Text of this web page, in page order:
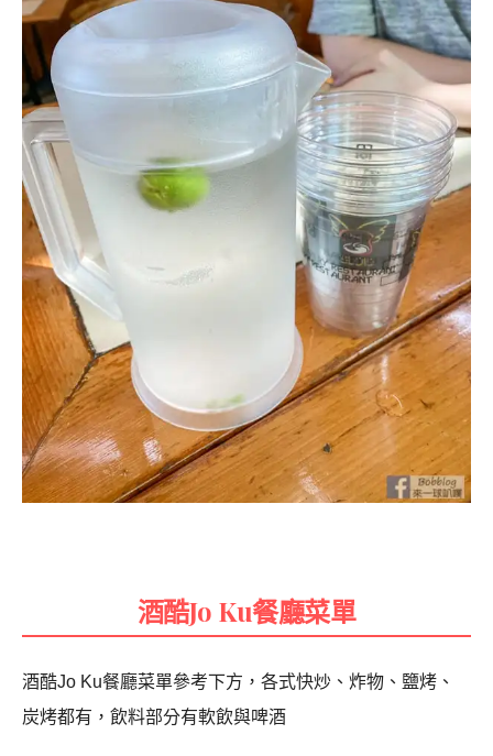
酒酷Jo Ku餐廳菜單
酒酷Jo Ku餐廳菜單參考下方，各式快炒、炸物、鹽烤、
炭烤都有，飲料部分有軟飲與啤酒